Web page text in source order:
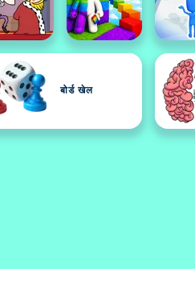
बोर्ड खेल